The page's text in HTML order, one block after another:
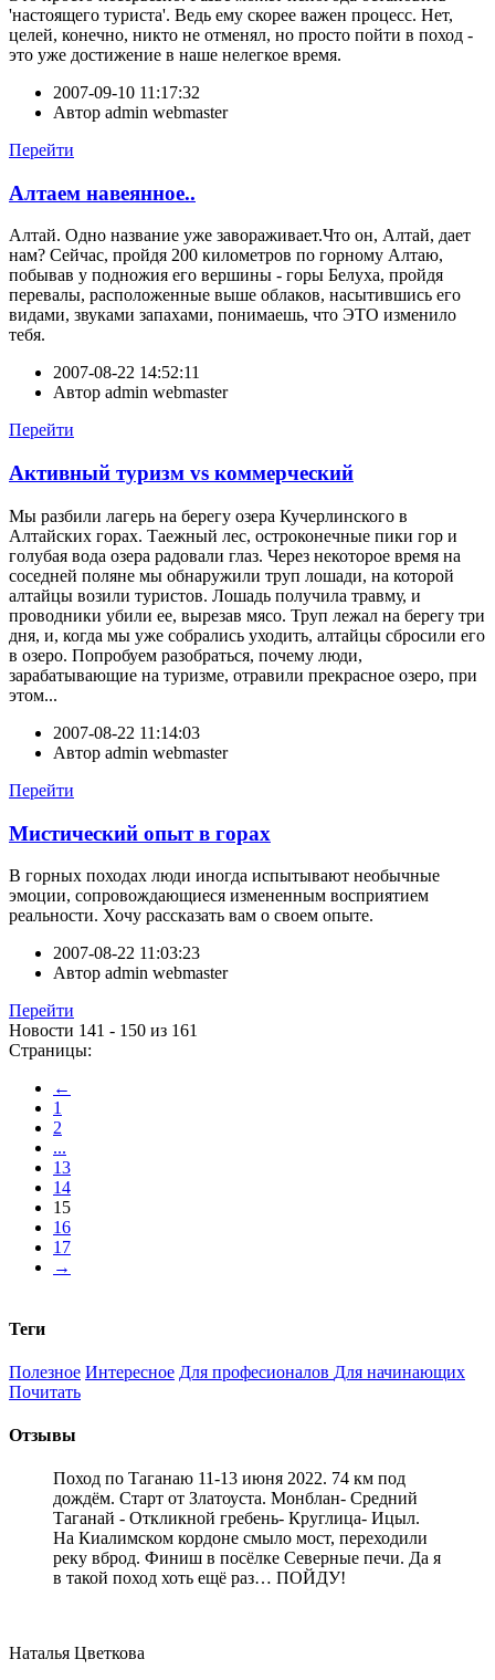
'настоящего туриста'. Ведь ему скорее важен процесс. Нет,
целей, конечно, никто не отменял, но просто пойти в поход -
это уже достижение в наше нелегкое время.
2007-09-10 11:17:32
Автор admin webmaster
Перейти
Алтаем навеянное..
Алтай. Одно название уже завораживает.Что он, Алтай, дает
нам? Сейчас, пройдя 200 километров по горному Алтаю,
побывав у подножия его вершины - горы Белуха, пройдя
перевалы, расположенные выше облаков, насытившись его
видами, звуками запахами, понимаешь, что ЭТО изменило
тебя.
2007-08-22 14:52:11
Автор admin webmaster
Перейти
Активный туризм vs коммерческий
Мы разбили лагерь на берегу озера Кучерлинского в
Алтайских горах. Таежный лес, остроконечные пики гор и
голубая вода озера радовали глаз. Через некоторое время на
соседней поляне мы обнаружили труп лошади, на которой
алтайцы возили туристов. Лошадь получила травму, и
проводники убили ее, вырезав мясо. Труп лежал на берегу три
дня, и, когда мы уже собрались уходить, алтайцы сбросили его
в озеро. Попробуем разобраться, почему люди,
зарабатывающие на туризме, отравили прекрасное озеро, при
этом...
2007-08-22 11:14:03
Автор admin webmaster
Перейти
Мистический опыт в горах
В горных походах люди иногда испытывают необычные
эмоции, сопровождающиеся измененным восприятием
реальности. Хочу рассказать вам о своем опыте.
2007-08-22 11:03:23
Автор admin webmaster
Перейти
Новости 141 - 150 из 161
Страницы:
←
1
2
...
13
14
15
16
17
→
Теги
Полезное Интересное Для професионалов Для начинающих
Почитать
Отзывы
Поход по Таганаю 11-13 июня 2022. 74 км под
дождём. Старт от Златоуста. Монблан- Средний
Таганай - Откликной гребень- Круглица- Ицыл.
На Киалимском кордоне смыло мост, переходили
реку вброд. Финиш в посёлке Северные печи. Да я
в такой поход хоть ещё раз… ПОЙДУ!
Наталья Цветкова